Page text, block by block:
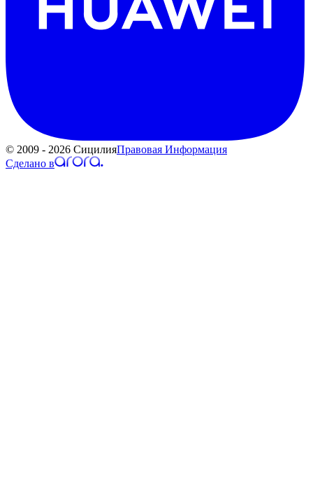
© 2009 - 2026 СицилияПравовая Информация
Сделано в